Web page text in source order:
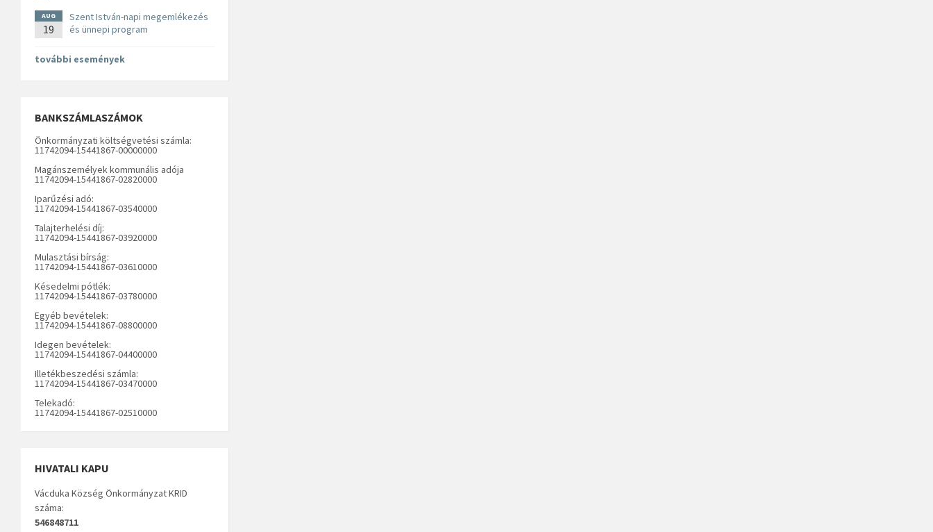
AUG
19
Szent István-napi megemlékezés
és ünnepi program
további események
BANKSZÁMLASZÁMOK
Önkormányzati költségvetési számla:
11742094-15441867-00000000
Magánszemélyek kommunális adója
11742094-15441867-02820000
Iparűzési adó:
11742094-15441867-03540000
Talajterhelési díj:
11742094-15441867-03920000
Mulasztási bírság:
11742094-15441867-03610000
Késedelmi pótlék:
11742094-15441867-03780000
Egyéb bevételek:
11742094-15441867-08800000
Idegen bevételek:
11742094-15441867-04400000
Illetékbeszedési számla:
11742094-15441867-03470000
Telekadó:
11742094-15441867-02510000
HIVATALI KAPU
Vácduka Község Önkormányzat KRID
száma:
546848711